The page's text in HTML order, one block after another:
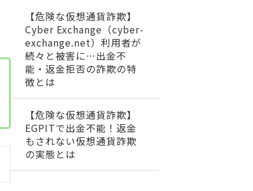
【危険な仮想通貨詐欺】
Cyber Exchange（cyber-
exchange.net）利用者が
続々と被害に…出金不
能・返金拒否の詐欺の特
徴とは
【危険な仮想通貨詐欺】
EGPITで出金不能！返金
もされない仮想通貨詐欺
の実態とは